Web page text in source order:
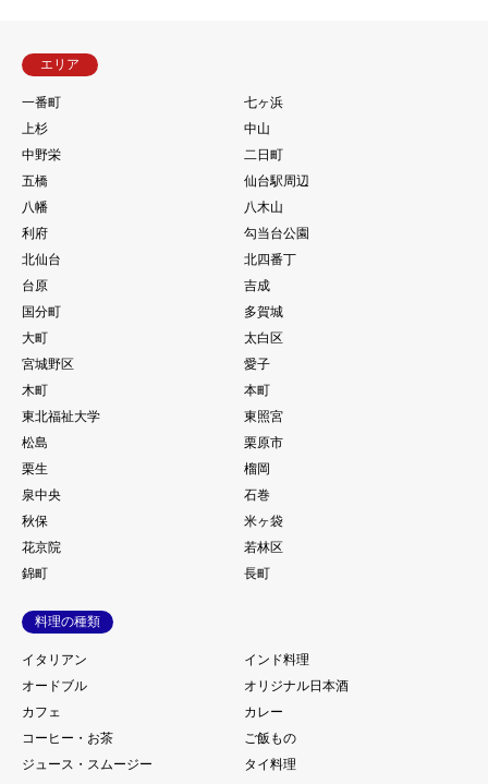
エリア
一番町
七ヶ浜
上杉
中山
中野栄
二日町
五橋
仙台駅周辺
八幡
八木山
利府
勾当台公園
北仙台
北四番丁
台原
吉成
国分町
多賀城
大町
太白区
宮城野区
愛子
木町
本町
東北福祉大学
東照宮
松島
栗原市
栗生
榴岡
泉中央
石巻
秋保
米ヶ袋
花京院
若林区
錦町
長町
料理の種類
イタリアン
インド料理
オードブル
オリジナル日本酒
カフェ
カレー
コーヒー・お茶
ご飯もの
ジュース・スムージー
タイ料理